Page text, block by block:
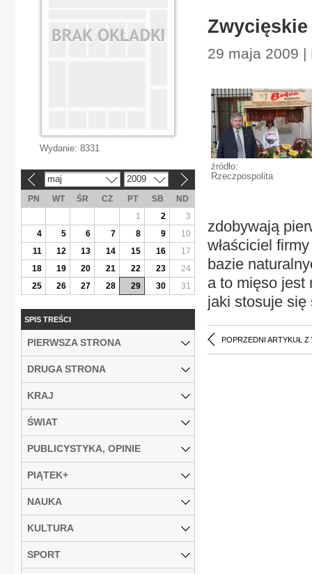
29 maja 2009
źródło:
Rzeczpospolita
zdobywają
właściciel
bazie
a to mięso jest
jaki stosuje
POPRZEDNI ARTYKUŁ Z
Wydanie: 8331
maj 2009
PN WT ŚR CZ PT SB
ND
1
2
3
4
5 6 7 8 9
10
11
12 13 14 15 16
17
18
19 20 21 22 23
24
25
26 27 28 29 30 31
SPIS TREŚCI
PIERWSZA STRONA
DRUGA STRONA
KRAJ
ŚWIAT
PUBLICYSTYKA, OPINIE
PIĄTEK+
NAUKA
KULTURA
SPORT